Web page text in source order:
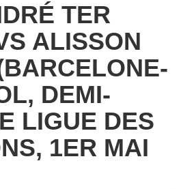
TER
ALISSON
DEMI-
LIGUE DES
1ER MAI